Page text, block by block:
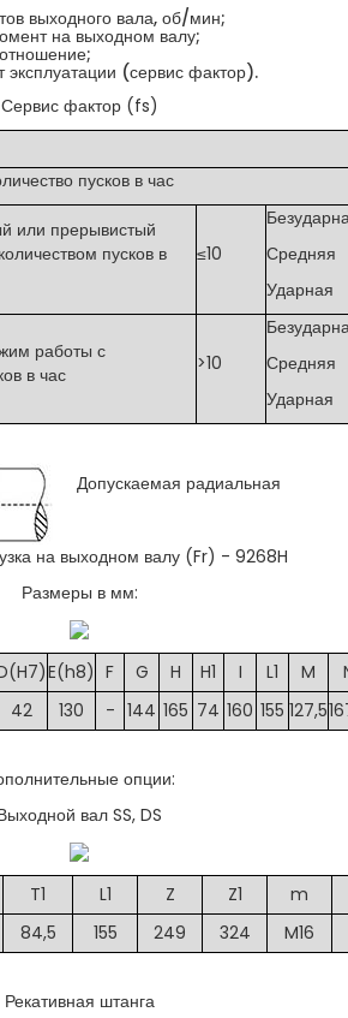
выходного вала, об/мин;
на выходном валу;
(сервис фактор).
Сервис фактор (fs)
пусков в час
или прерывистый
пусков в
≤10
Средняя
Ударная
работы с
в час
>10
Средняя
Ударная
Допускаемая радиальная
на выходном валу (Fr) - 9268H
Размеры в мм:
E(h8) F G H H1 I L1 M
42 130 - 144 165 74 160 155 127,5
опции:
вал SS, DS
T1 L1 Z Z1
m
84,5 155 249 324 M16
Рекативная штанга